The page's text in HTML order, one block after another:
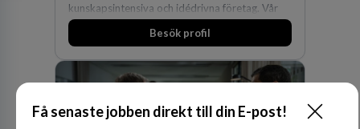
Få senaste jobben direkt till din E-post!
kunskapsintensiva och idédrivna företag. Vår
expertis inom IP-tillgångar har gett oss en
marknadsledande position. Våra klienter väljer
skydda, utveckla och kommersialisera
företagets viktigaste tillgångar.
Besök profil